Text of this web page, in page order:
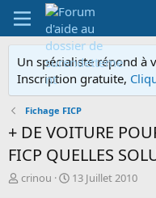
Un spécialiste répond à
Inscription gratuite,
Fichage FICP
+ DE VOITURE
FICP QUELLES
A
crinou
D13 Juillet 2010